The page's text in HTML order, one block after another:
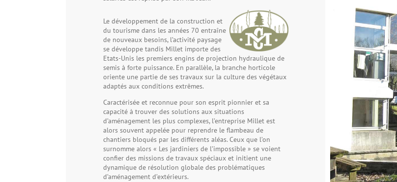
Le développement de la construction et
du tourisme dans les années 70 entraîne
de nouveaux besoins, l’activité paysage
se développe tandis Millet importe des
Etats-Unis les premiers engins de projection hydraulique de
semis à forte puissance. En parallèle, la branche horticole
oriente une partie de ses travaux sur la culture des végétaux
adaptés aux conditions extrêmes.
Caractérisée et reconnue pour son esprit pionnier et sa
capacité à trouver des solutions aux situations
d’aménagement les plus complexes, l’entreprise Millet est
alors souvent appelée pour reprendre le flambeau de
chantiers bloqués par les différents aléas. Ceux que l’on
surnomme alors « Les jardiniers de l’impossible » se voient
confier des missions de travaux spéciaux et initient une
dynamique de résolution globale des problématiques
d’aménagement d’extérieurs.